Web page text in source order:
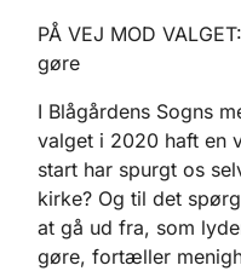
PÅ VEJ MOD
gøre
I Blågårdens Sogns
valget i 2020 haft en
start har spurgt os
kirke? Og til det
at gå ud fra, som
gøre, fortæller